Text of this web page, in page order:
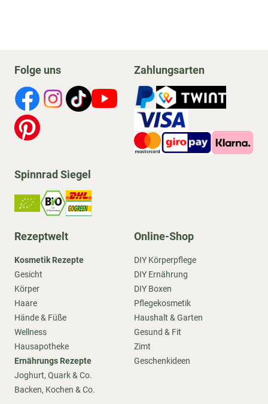
Folge uns Zahlungsarten
Spinnrad Siegel
Rezeptwelt
Kosmetik Rezepte
Gesicht
Körper
Haare
Hände & Füße
Wellness
Hausapotheke
Ernährungs Rezepte
Joghurt, Quark & Co.
Backen, Kochen & Co.
Online-Shop
DIY Körperpflege
DIY Ernährung
DIY Boxen
Pflegekosmetik
Haushalt & Garten
Gesund & Fit
Zimt
Geschenkideen